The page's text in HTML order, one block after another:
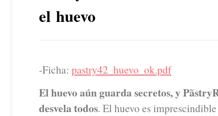
el huevo
-Ficha: pastry42_huevo_ok.pdf
El huevo aún guarda secretos, y
desvela todos. El huevo es